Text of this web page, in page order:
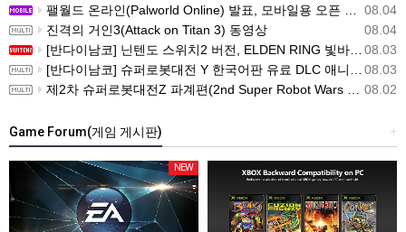
08.04
팰월드 온라인(Palworld Online) 발표, 모바일용 오픈 월드 멀티플레이 생존 크래프트
08.04
진격의 거인3(Attack on Titan 3) 동영상
08.03
[반다이남코] 닌텐도 스위치2 버전, ELDEN RING 빛바랜 자 에디션 패키지 예약 판매, 8월 5일 시작
08.03
[반다이남코] 슈퍼로봇대전 Y 한국어판 유료 DLC 애니버서리 확장팩, 8월 5일 판매 시작
08.02
제2차 슈퍼로봇대전Z 파계편(2nd Super Robot Wars Z: Break the World Chapter) Remastered 제작 결정
+
Game Forum(게임 게시판)
NEW